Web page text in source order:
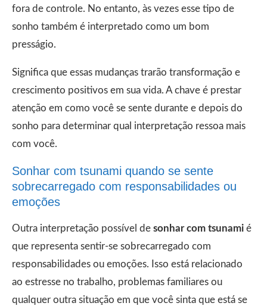
fora de controle. No entanto, às vezes esse tipo de
sonho também é interpretado como um bom
presságio.
Significa que essas mudanças trarão transformação e
crescimento positivos em sua vida. A chave é prestar
atenção em como você se sente durante e depois do
sonho para determinar qual interpretação ressoa mais
com você.
Sonhar com tsunami quando se sente
sobrecarregado com responsabilidades ou
emoções
Outra interpretação possível de sonhar com tsunami é
que representa sentir-se sobrecarregado com
responsabilidades ou emoções. Isso está relacionado
ao estresse no trabalho, problemas familiares ou
qualquer outra situação em que você sinta que está se